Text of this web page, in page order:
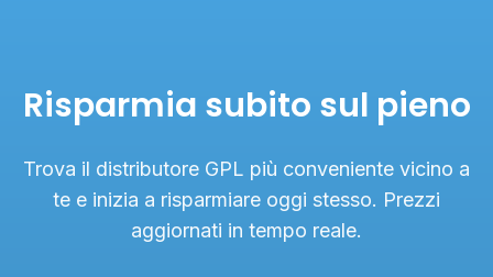
Risparmia subito sul pieno
Trova il distributore GPL più conveniente vicino a
te e inizia a risparmiare oggi stesso. Prezzi
aggiornati in tempo reale.